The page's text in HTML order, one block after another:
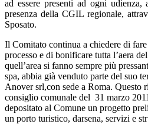
ad essere presenti ad ogni
presenza della CGIL regionale,
Sposato.
Il Comitato continua a chiedere di
processo e di bonificare tutta l’aera
quell’area si fanno sempre più
spa, abbia già venduto parte del suo
Anover srl,con sede a Roma. Questo
consiglio comunale del 31 marzo
depositato al Comune un progetto
un porto turistico, darsena, servizi e